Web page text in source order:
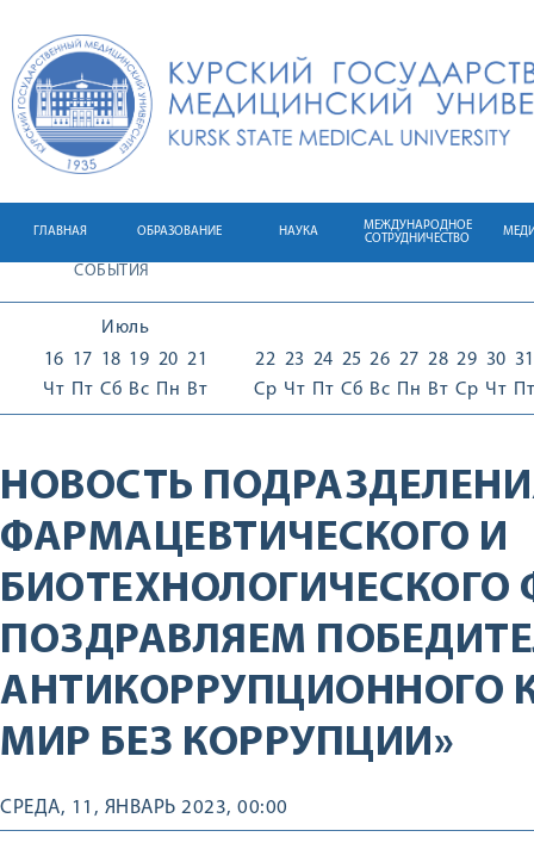
ГЛАВНАЯ ОБРАЗОВАНИЕ НАУКА
МЕЖДУНАРОДНОЕ
СОТРУДНИЧЕСТВО
СОБЫТИЯ
Июль
16
Чт
17
Пт
18
Сб
19
Вс
20
Пн
21
Вт
22
Ср
23
Чт
24
Пт
25
Сб
26
Вс
27
Пн
28
Вт
29
Ср
30
Чт
31
Пт
НОВОСТЬ
ФАРМАЦЕВТИЧЕСКОГО И
БИОТЕХНОЛОГИЧЕСКОГО
ПОЗДРАВЛЯЕМ
АНТИКОРРУПЦИОННОГО
МИР БЕЗ КОРРУПЦИИ»
СРЕДА, 11, ЯНВАРЬ 2023, 00:00